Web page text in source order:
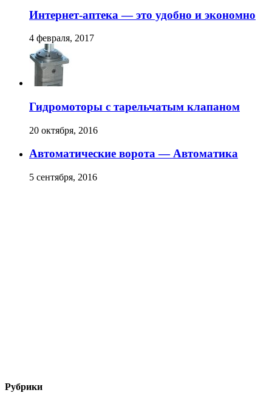
Интернет-аптека — это удобно и экономно
4 февраля, 2017
Гидромоторы с тарельчатым клапаном
20 октября, 2016
Автоматические ворота — Автоматика
5 сентября, 2016
Рубрики